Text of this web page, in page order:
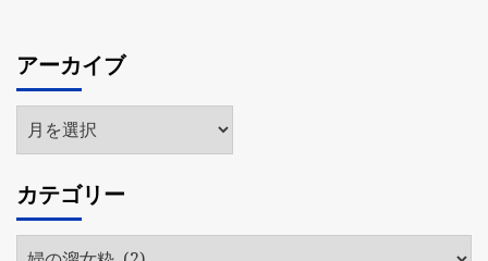
アーカイブ
ア
ー
イ
ブ
カテゴリー
カ